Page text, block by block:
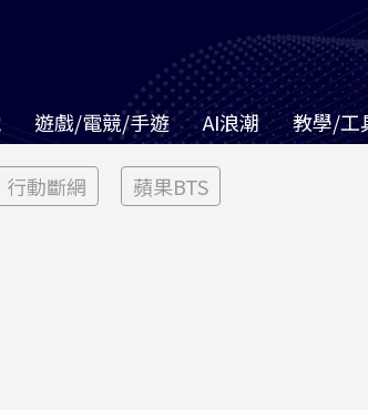
遊戲/電競/手遊 AI浪潮 教學/工
行動斷網 蘋果BTS